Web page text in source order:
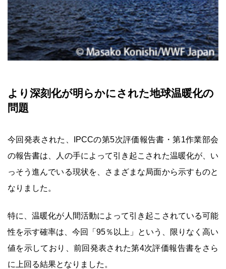
より深刻化が明らかにされた地球温暖化の
問題
今回発表された、IPCCの第5次評価報告書・第1作業部会
の報告書は、人の手によって引き起こされた温暖化が、い
っそう進んでいる現状を、さまざまな局面から示すものと
なりました。
特に、温暖化が人間活動によって引き起こされている可能
性を示す確率は、今回「95％以上」という、限りなく高い
値を示しており、前回発表された第4次評価報告書をさら
に上回る結果となりました。